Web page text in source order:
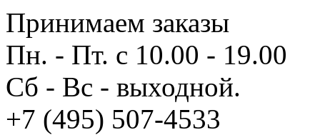
Принимаем заказы
Пн. - Пт. с 10.00 - 19.00
Сб - Вс - выходной.
+7 (495) 507-4533